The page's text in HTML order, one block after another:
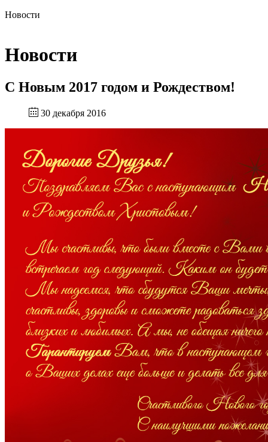
Новости
Новости
С Новым 2017 годом и Рождеством!
30 декабря 2016